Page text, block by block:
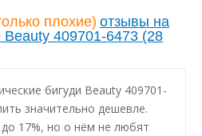
плохие) отзывы на
Beauty 409701-6473 (28
бигуди Beauty 409701-
значительно дешевле.
17%, но о нём не любят